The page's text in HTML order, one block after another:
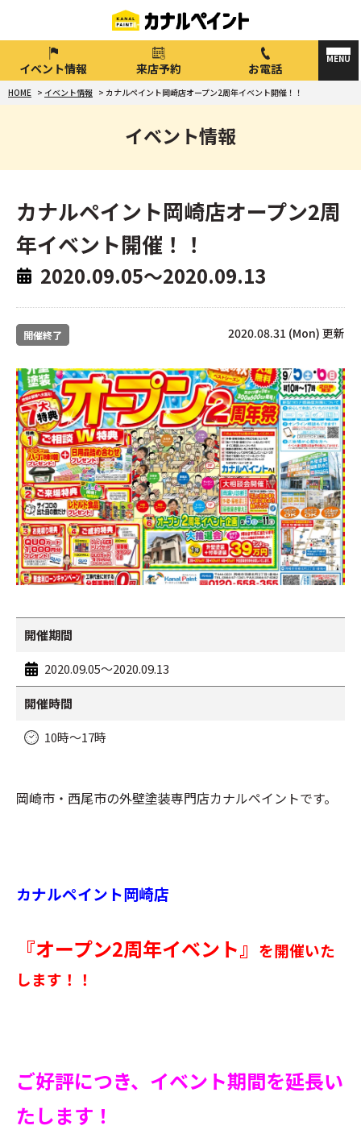
イベント情報 来店予約 お電話
HOME > イベント情報 > カナルペイント岡崎店オープン2周年イベント開催！！
イベント情報
カナルペイント岡崎店オープン2周
年イベント開催！！
2020.09.05～2020.09.13
開催終了 2020.08.31 (Mon) 更新
開催期間
2020.09.05～2020.09.13
開催時間
10時～17時
岡崎市・西尾市の外壁塗装専門店カナルペイントです。
カナルペイント岡崎店
『オープン2周年イベント』 を開催いた
します！！
ご好評につき、イベント期間を延長い
たします！